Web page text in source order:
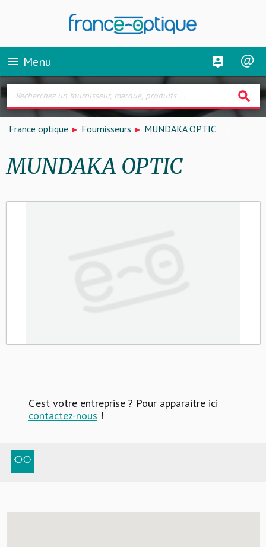
menu Menu
search
France optique Fournisseurs MUNDAKA OPTIC
MUNDAKA OPTIC
C'est votre entreprise ? Pour apparaitre ici
contactez-nous !